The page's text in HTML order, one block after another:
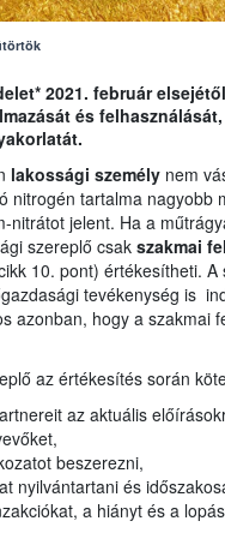
2021. február
és
lakossági személynem
nitrogén tartalma nagyobb
nitrátot jelent. Ha a
szereplő csak szakmai
10. pont) értékesítheti. A
tevékenység is
azonban, hogy a szakmai
az értékesítés során
az aktuális
beszerezni,
nyilvántartani és
a hiányt és a